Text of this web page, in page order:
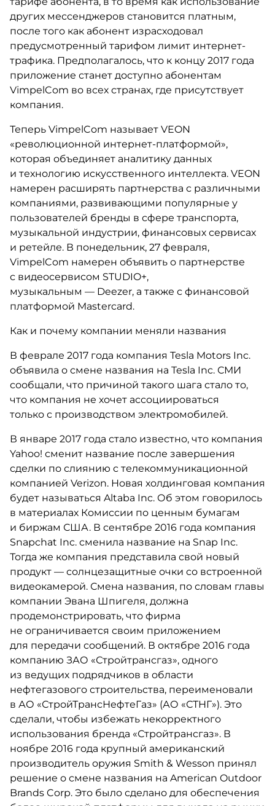
других мессенджеров становится платным,
после того как абонент израсходовал
предусмотренный тарифом лимит интернет-
трафика. Предполагалось, что к концу 2017 года
приложение станет доступно абонентам
VimpelCom во всех странах, где присутствует
компания.
Теперь VimpelCom называет VEON
«революционной интернет-платформой»,
которая объединяет аналитику данных
и технологию искусственного интеллекта. VEON
намерен расширять партнерства с различными
компаниями, развивающими популярные у
пользователей бренды в сфере транспорта,
музыкальной индустрии, финансовых сервисах
и ретейле. В понедельник, 27 февраля,
VimpelCom намерен объявить о партнерстве
с видеосервисом STUDIO+,
музыкальным — Deezer, а также с финансовой
платформой Mastercard.
Как и почему компании меняли названия
В феврале 2017 года компания Tesla Motors Inc.
объявила о смене названия на Tesla Inc. СМИ
сообщали, что причиной такого шага стало то,
что компания не хочет ассоциироваться
только с производством электромобилей.
В январе 2017 года стало известно, что компания
Yahoo! сменит название после завершения
сделки по слиянию с телекоммуникационной
компанией Verizon. Новая холдинговая компания
будет называться Altaba Inc. Об этом говорилось
в материалах Комиссии по ценным бумагам
и биржам США. В сентябре 2016 года компания
Snapchat Inc. сменила название на Snap Inc.
Тогда же компания представила свой новый
продукт — солнцезащитные очки со встроенной
видеокамерой. Смена названия, по словам главы
компании Эвана Шпигеля, должна
продемонстрировать, что фирма
не ограничивается своим приложением
для передачи сообщений. В октябре 2016 года
компанию ЗАО «Стройтрансгаз», одного
из ведущих подрядчиков в области
нефтегазового строительства, переименовали
в АО «СтройТрансНефтеГаз» (АО «СТНГ»). Это
сделали, чтобы избежать некорректного
использования бренда «Стройтрансгаз». В
ноябре 2016 года крупный американский
производитель оружия Smith & Wesson принял
решение о смене названия на American Outdoor
Brands Corp. Это было сделано для обеспечения